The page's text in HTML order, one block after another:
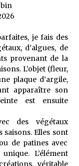
je fais des
d’algues, de
provenant de la
L’objet (fleur,
plaque d’argile,
apparaître son
est ensuite
des végétaux
Elles sont
de patines avec
L’élément
véritable